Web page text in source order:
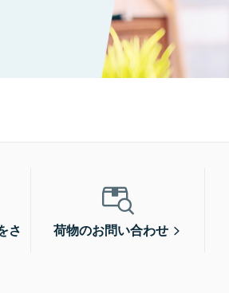
さ
荷物のお問い合わせ